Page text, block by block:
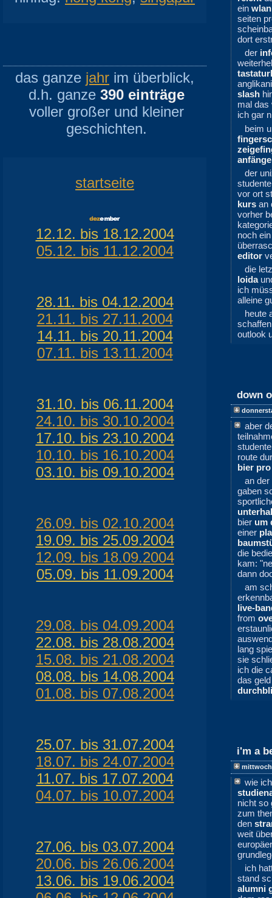
das ganze jahr im überblick,
d.h. ganze 390 einträge
voller großer und kleiner
geschichten.
startseite
12.12. bis 18.12.2004
05.12. bis 11.12.2004
28.11. bis 04.12.2004
21.11. bis 27.11.2004
14.11. bis 20.11.2004
07.11. bis 13.11.2004
31.10. bis 06.11.2004
24.10. bis 30.10.2004
17.10. bis 23.10.2004
10.10. bis 16.10.2004
03.10. bis 09.10.2004
26.09. bis 02.10.2004
19.09. bis 25.09.2004
12.09. bis 18.09.2004
05.09. bis 11.09.2004
29.08. bis 04.09.2004
22.08. bis 28.08.2004
15.08. bis 21.08.2004
08.08. bis 14.08.2004
01.08. bis 07.08.2004
25.07. bis 31.07.2004
18.07. bis 24.07.2004
11.07. bis 17.07.2004
04.07. bis 10.07.2004
27.06. bis 03.07.2004
20.06. bis 26.06.2004
13.06. bis 19.06.2004
ein wlan
seiten
dort
der
slash
mal
ich gar
beim
der
vor ort
kurs an
vorher
noch
editor
die
loida
ich
alleine
heute
outlook
down
aber
route
bier
an der
gaben
bier um
einer
die
kam:
dann
am
live-
from
lang
sie
ich die
das
i'm a
mittwoch
wie
nicht so
zum
den
weit
ich
stand
alumni